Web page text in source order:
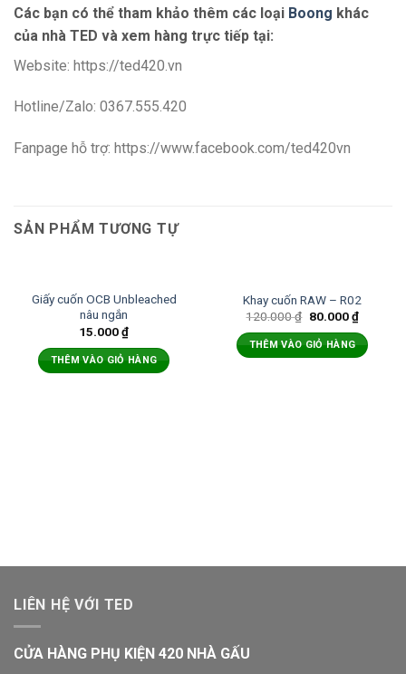
Các bạn có thể tham khảo thêm các loại Boong khác
của nhà TED và xem hàng trực tiếp tại:
Website: https://ted420.vn
Hotline/Zalo: 0367.555.420
Fanpage hỗ trợ: https://www.facebook.com/ted420vn
SẢN PHẨM TƯƠNG TỰ
Giấy cuốn OCB Unbleached
nâu ngắn
15.000₫
THÊM VÀO GIỎ HÀNG
Khay cuốn RAW – R02
120.000₫ 80.000₫
THÊM VÀO GIỎ HÀNG
LIÊN HỆ VỚI TED
CỬA HÀNG PHỤ KIỆN 420 NHÀ GẤU